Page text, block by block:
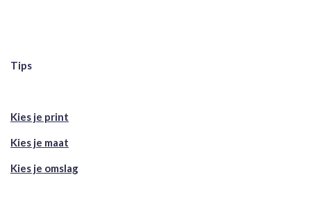
Tips
Kies je print
Kies je maat
Kies je omslag